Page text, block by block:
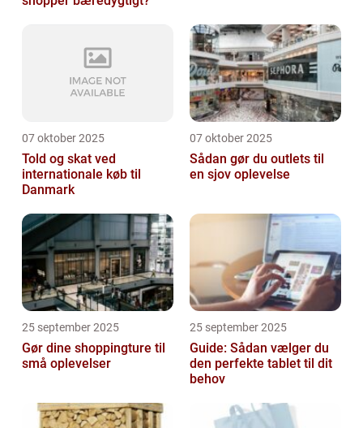
07 oktober 2025
Told og skat ved
internationale køb til
Danmark
07 oktober 2025
Sådan gør du outlets til
en sjov oplevelse
25 september 2025
Gør dine shoppingture til
små oplevelser
25 september 2025
Guide: Sådan vælger du
den perfekte tablet til dit
behov